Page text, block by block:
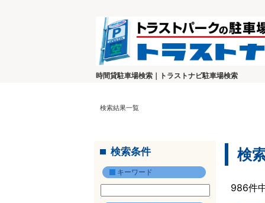
時間貸駐車場検索｜トラストナビ駐車場検索
検索結果一覧
検索条件
キーワード
検
986件